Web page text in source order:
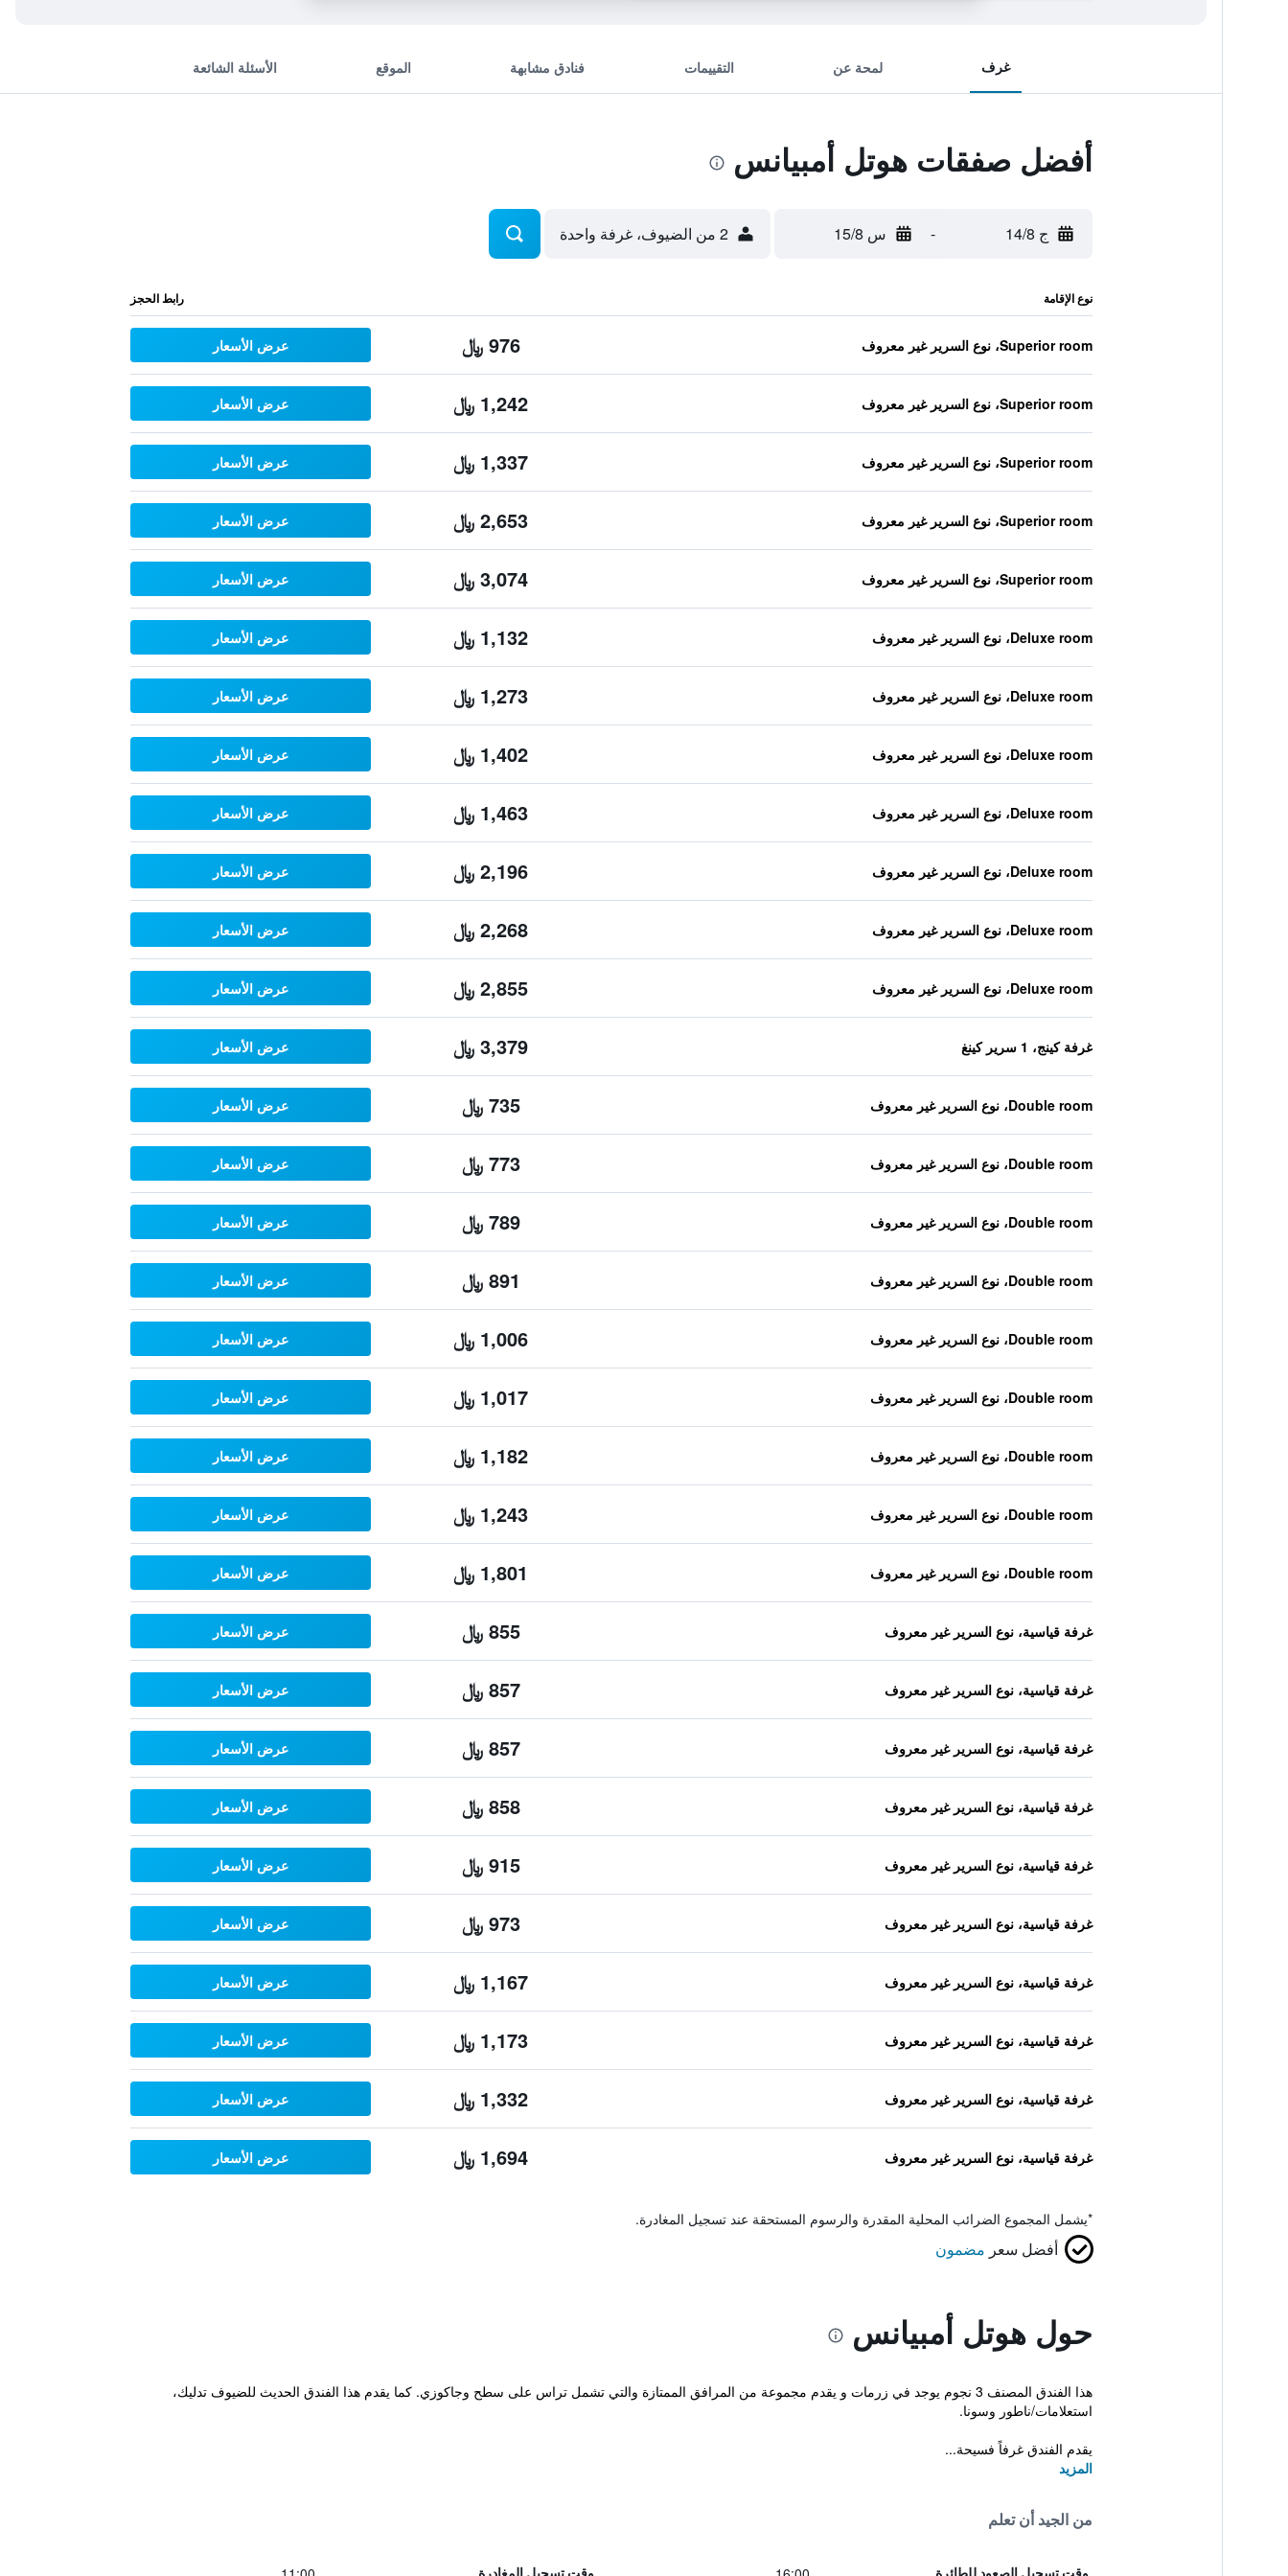
غرف لمحة عن التقييمات فنادق مشابهة الموقع الأسئلة الشائعة
أفضل صفقات هوتل أمبيانس
ج 14/8 - س 15/8 2 من الضيوف، غرفة واحدة
نوع الإقامة رابط الحجز
Superior room، نوع السرير غير معروف 976 ﷼ عرض الأسعار
Superior room، نوع السرير غير معروف 1,242 ﷼ عرض الأسعار
Superior room، نوع السرير غير معروف 1,337 ﷼ عرض الأسعار
Superior room، نوع السرير غير معروف 2,653 ﷼ عرض الأسعار
Superior room، نوع السرير غير معروف 3,074 ﷼ عرض الأسعار
Deluxe room، نوع السرير غير معروف 1,132 ﷼ عرض الأسعار
Deluxe room، نوع السرير غير معروف 1,273 ﷼ عرض الأسعار
Deluxe room، نوع السرير غير معروف 1,402 ﷼ عرض الأسعار
Deluxe room، نوع السرير غير معروف 1,463 ﷼ عرض الأسعار
Deluxe room، نوع السرير غير معروف 2,196 ﷼ عرض الأسعار
Deluxe room، نوع السرير غير معروف 2,268 ﷼ عرض الأسعار
Deluxe room، نوع السرير غير معروف 2,855 ﷼ عرض الأسعار
غرفة كينج، 1 سرير كينغ 3,379 ﷼ عرض الأسعار
Double room، نوع السرير غير معروف 735 ﷼ عرض الأسعار
Double room، نوع السرير غير معروف 773 ﷼ عرض الأسعار
Double room، نوع السرير غير معروف 789 ﷼ عرض الأسعار
Double room، نوع السرير غير معروف 891 ﷼ عرض الأسعار
Double room، نوع السرير غير معروف 1,006 ﷼ عرض الأسعار
Double room، نوع السرير غير معروف 1,017 ﷼ عرض الأسعار
Double room، نوع السرير غير معروف 1,182 ﷼ عرض الأسعار
Double room، نوع السرير غير معروف 1,243 ﷼ عرض الأسعار
Double room، نوع السرير غير معروف 1,801 ﷼ عرض الأسعار
غرفة قياسية، نوع السرير غير معروف 855 ﷼ عرض الأسعار
غرفة قياسية، نوع السرير غير معروف 857 ﷼ عرض الأسعار
غرفة قياسية، نوع السرير غير معروف 857 ﷼ عرض الأسعار
غرفة قياسية، نوع السرير غير معروف 858 ﷼ عرض الأسعار
غرفة قياسية، نوع السرير غير معروف 915 ﷼ عرض الأسعار
غرفة قياسية، نوع السرير غير معروف 973 ﷼ عرض الأسعار
غرفة قياسية، نوع السرير غير معروف 1,167 ﷼ عرض الأسعار
غرفة قياسية، نوع السرير غير معروف 1,173 ﷼ عرض الأسعار
غرفة قياسية، نوع السرير غير معروف 1,332 ﷼ عرض الأسعار
غرفة قياسية، نوع السرير غير معروف 1,694 ﷼ عرض الأسعار
*يشمل المجموع الضرائب المحلية المقدرة والرسوم المستحقة عند تسجيل المغادرة.
أفضل سعر مضمون
حول هوتل أمبيانس
هذا الفندق المصنف 3 نجوم يوجد في زرمات و يقدم مجموعة من المرافق الممتازة والتي تشمل تراس على سطح وجاكوزي. كما يقدم هذا الفندق الحديث للضيوف تدليك،
استعلامات/ناطور وسونا.
يقدم الفندق غرفاً فسيحة...
المزيد
من الجيد أن تعلم
وقت تسجيل الصعود للطائرة وقت تسجيل المغادرة